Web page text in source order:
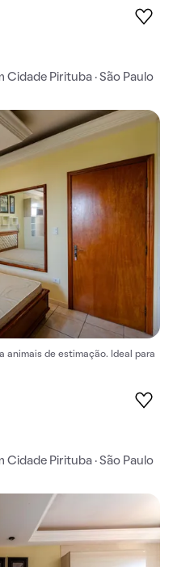
Pirituba · São Paulo
animais de estimação. Ideal para
Pirituba · São Paulo